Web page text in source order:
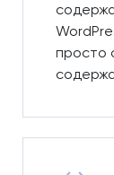
просто